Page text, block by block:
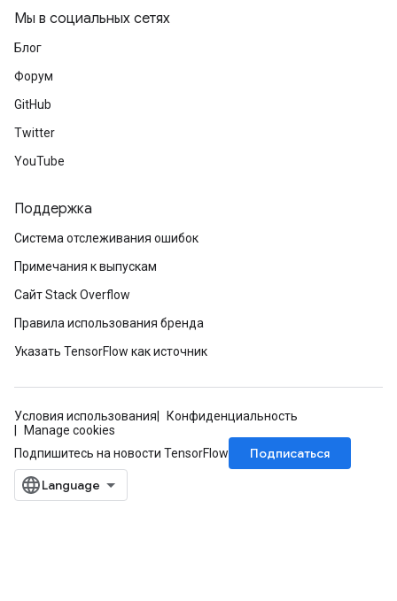
Мы в социальных сетях
Блог
Форум
GitHub
Twitter
YouTube
Поддержка
Система отслеживания ошибок
Примечания к выпускам
Сайт Stack Overflow
Правила использования бренда
Указать TensorFlow как источник
Условия использования
Конфиденциальность
Manage cookies
Подпишитесь на новости TensorFlow
Подписаться